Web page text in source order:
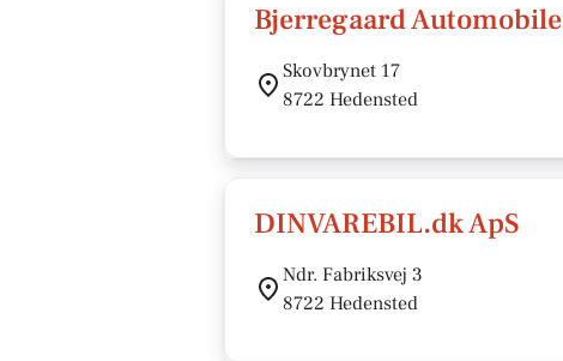
Bjerregaard
Skovbrynet 17
8722 Hedensted
DINVAREBIL.dk ApS
Ndr. Fabriksvej 3
8722 Hedensted